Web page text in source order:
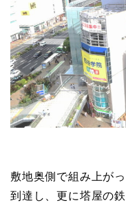
敷地奥側で組み上が
到達し、更に塔屋の